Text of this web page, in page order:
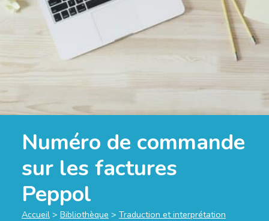
Numéro de commande
sur les factures
Peppol
Accueil > Bibliothèque > Traduction et interprétation